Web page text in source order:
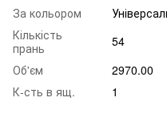
За кольором
Кількість
прань
54
Об'єм
2970.00
К-сть в ящ.
1